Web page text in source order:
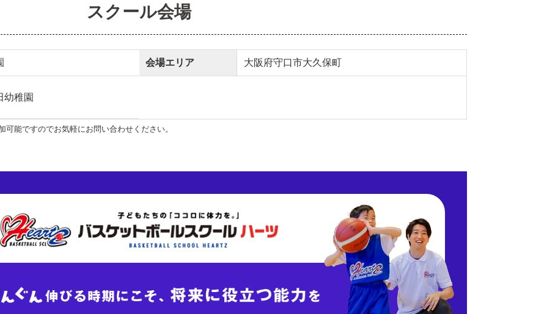
スクール会場
会場エリア 大阪府守口市大久保町
幼稚園
能ですのでお気軽にお問い合わせください。